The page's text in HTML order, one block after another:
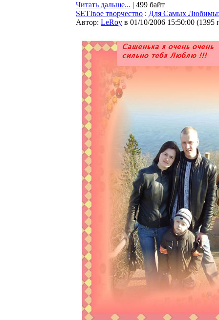
Читать дальше... | 499 байт
SETIвое творчество : Для Самых
Автор: LeRoy в 01/10/2006 15:50:00 (1395